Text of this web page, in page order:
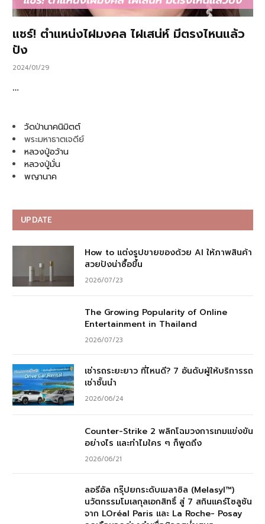
แชร์! ตำแหน่งไฝมงคล ไฝเสน่ห์ มีตรงไหนแล้ว
ปัง
2024/01/29
…
วัดป่านาคนิมิตต์
พระมหาธาตเจดีย์
หลวงปู่อว้าน
หลวงปู่มั่น
พญานาค
UPDATE
How to แต่งรูปขายของด้วย AI ให้ภาพสินค้า
สวยปังน่าซื้อขึ้น
2026/07/23
The Growing Popularity of Online
Entertainment in Thailand
2026/07/23
เช่ารถระยะยาว ที่ไหนดี? 7 อันดับผู้ให้บริการรถ
เช่าชั้นนำ
2026/06/24
Counter-Strike 2 พลิกโฉมวงการเกมแข่งขัน
อย่างไร และทำไมใคร ๆ ก็พูดถึง
2026/06/21
ลอรีอัล กรุ๊ปยกระดับเมลาซิล (Melasyl™)
นวัตกรรมโมเลกุลเอกสิทธิ์ สู่ 7 สกินแคร์โซลูชัน
จาก LOréal Paris และ La Roche- Posay